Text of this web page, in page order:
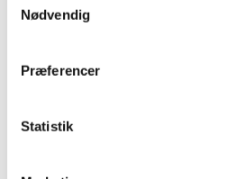
Nødvendig
Præferencer
Statistik
|16. marts 2023
for medicinsk udstyr – også